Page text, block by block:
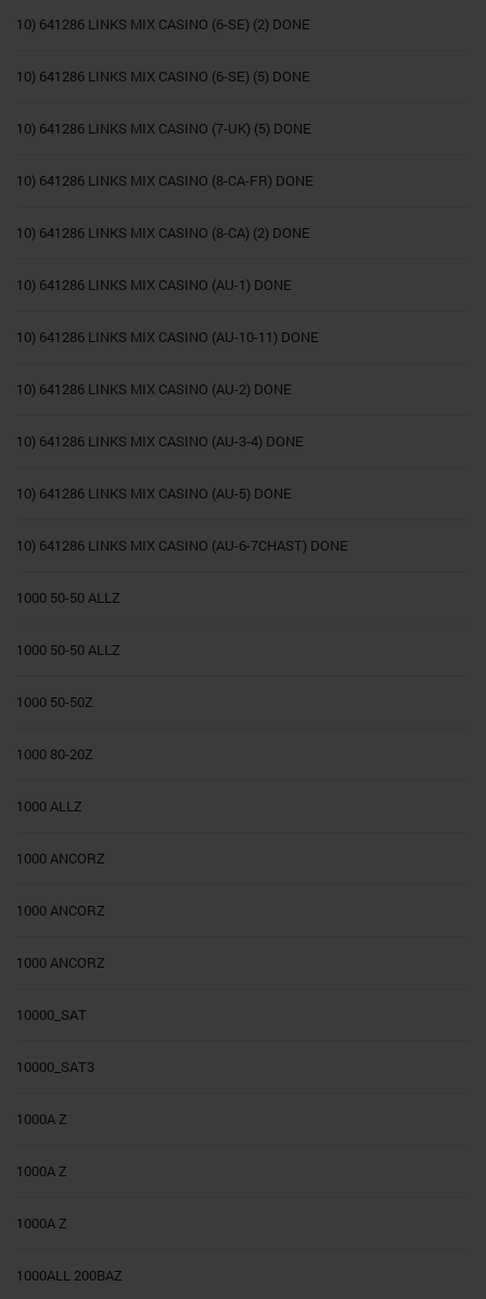
10) 641286 LINKS MIX CASINO (6-SE) (2) DONE
10) 641286 LINKS MIX CASINO (6-SE) (5) DONE
10) 641286 LINKS MIX CASINO (7-UK) (5) DONE
10) 641286 LINKS MIX CASINO (8-CA-FR) DONE
10) 641286 LINKS MIX CASINO (8-CA) (2) DONE
10) 641286 LINKS MIX CASINO (AU-1) DONE
10) 641286 LINKS MIX CASINO (AU-10-11) DONE
10) 641286 LINKS MIX CASINO (AU-2) DONE
10) 641286 LINKS MIX CASINO (AU-3-4) DONE
10) 641286 LINKS MIX CASINO (AU-5) DONE
10) 641286 LINKS MIX CASINO (AU-6-7CHAST) DONE
1000 50-50 ALLZ
1000 50-50 ALLZ
1000 50-50Z
1000 80-20Z
1000 ALLZ
1000 ANCORZ
1000 ANCORZ
1000 ANCORZ
10000_SAT
10000_SAT3
1000A Z
1000A Z
1000A Z
1000ALL 200BAZ